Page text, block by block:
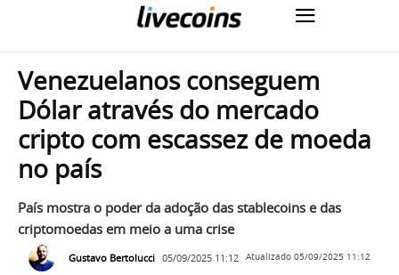
Venezuelanos conseguem
Dólar através do mercado
cripto com escassez de moeda
no país
País mostra o poder da adoção das stablecoins e das
criptomoedas em meio a uma crise
Gustavo Bertolucci 05/09/2025 11:12 Atualizado 05/09/2025 11:12